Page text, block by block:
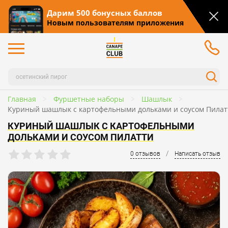
Дарим 500 бонусных баллов
Новым пользователям приложения
Главная Фуршетные наборы
Шашлык
Куриный шашлык с картофельными дольками и соусом
КУРИНЫЙ ШАШЛЫК С КАРТОФЕЛЬНЫМИ
ДОЛЬКАМИ И СОУСОМ ПИЛАТТИ
0 отзывов / Написать отзыв